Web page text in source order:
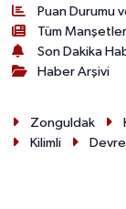
Puan Durumu
Tüm Manşetler
Son Dakika
Haber Arşivi
Zonguldak
Kilimli